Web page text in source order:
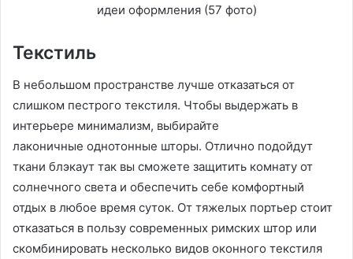
Текстиль
В небольшом пространстве лучше отказаться от
слишком пестрого текстиля. Чтобы выдержать в
интерьере минимализм, выбирайте
лаконичные однотонные шторы. Отлично подойдут
ткани блэкаут так вы сможете защитить комнату от
солнечного света и обеспечить себе комфортный
отдых в любое время суток. От тяжелых портьер стоит
отказаться в пользу современных римских штор или
скомбинировать несколько видов оконного текстиля